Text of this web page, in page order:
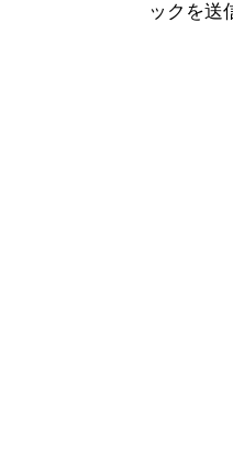
ックを送